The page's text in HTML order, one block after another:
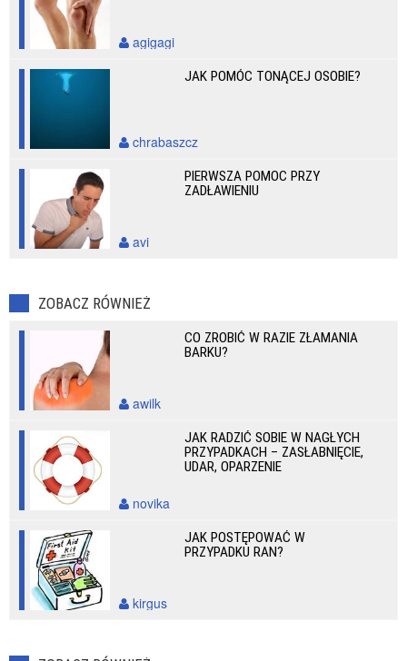
agigagi
JAK POMÓC TONĄCEJ OSOBIE?
chrabaszcz
PIERWSZA POMOC PRZY
ZADŁAWIENIU
avi
ZOBACZ RÓWNIEŻ
CO ZROBIĆ W RAZIE ZŁAMANIA
BARKU?
awilk
JAK RADZIĆ SOBIE W NAGŁYCH
PRZYPADKACH – ZASŁABNIĘCIE,
UDAR, OPARZENIE
novika
JAK POSTĘPOWAĆ W
PRZYPADKU RAN?
kirgus